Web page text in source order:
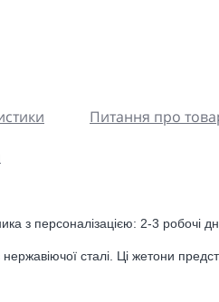
Питання про
з персоналізацією: 2-3 робочі
сталі. Ці жетони